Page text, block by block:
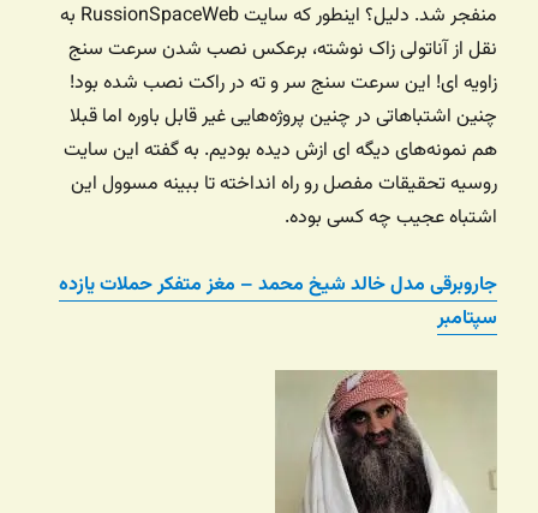
منفجر شد. دلیل؟ اینطور که سایت RussionSpaceWeb به
نقل از آناتولی زاک نوشته، برعکس نصب شدن سرعت سنج
زاویه ای! این سرعت سنج سر و ته در راکت نصب شده بود!
چنین اشتباهاتی در چنین پروژه‌هایی غیر قابل باوره اما قبلا
هم نمونه‌های دیگه ای ازش دیده بودیم. به گفته این سایت
روسیه تحقیقات مفصل رو راه انداخته تا ببینه مسوول این
اشتباه عجیب چه کسی بوده.
جاروبرقی مدل خالد شیخ محمد – مغز متفکر حملات یازده
سپتامبر